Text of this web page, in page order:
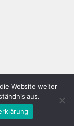
Website weiter
aus.